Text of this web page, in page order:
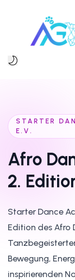
STARTER
E.V.
Afro
2.
Starter Dance
Edition des Afro
Bewegung,
inspirierenden